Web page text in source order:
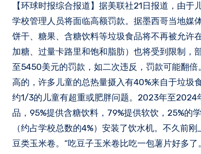
【环球时报综合报道】据美联社21日报道，由于儿童肥胖问题盛行，墨西哥学校需在6个月内落实政府出台的垃圾食品禁令，否则
学校管理人员将面临高额罚款。据墨西哥当地媒
饼干、糖果、含糖饮料等垃圾食品将不再被允许
加糖、过量卡路里和饱和脂肪）也将受到限制
至5450美元的罚款，如二次违反，罚款可能翻
高的，许多儿童的总热量摄入有40%来自于垃圾
约1/3的儿童有超重或肥胖问题。2023年至2024
品，95%提供含糖饮料，79%提供软饮，25%
（约占学校总数的4%）安装了饮水机。不久前
豆类玉米卷。“吃豆子玉米卷比吃一包薯片好多